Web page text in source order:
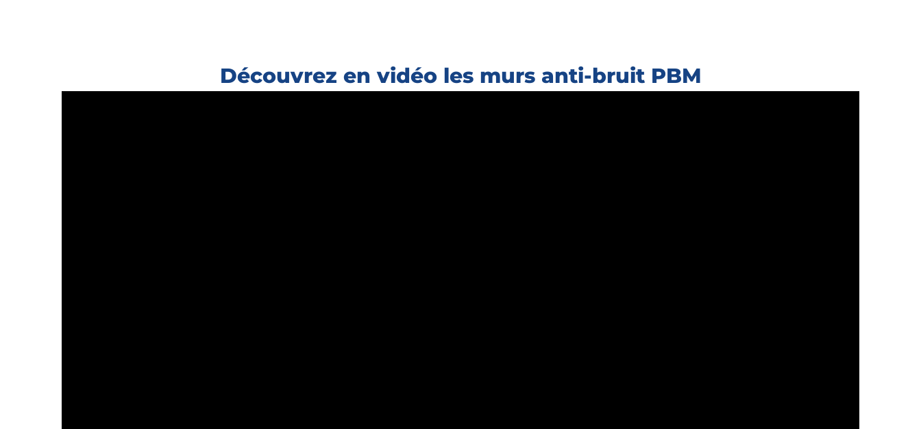
Découvrez en vidéo les murs anti-bruit PBM